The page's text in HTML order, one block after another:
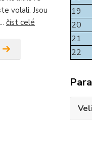
volali. Jsou
číst celé
19
20
21
22